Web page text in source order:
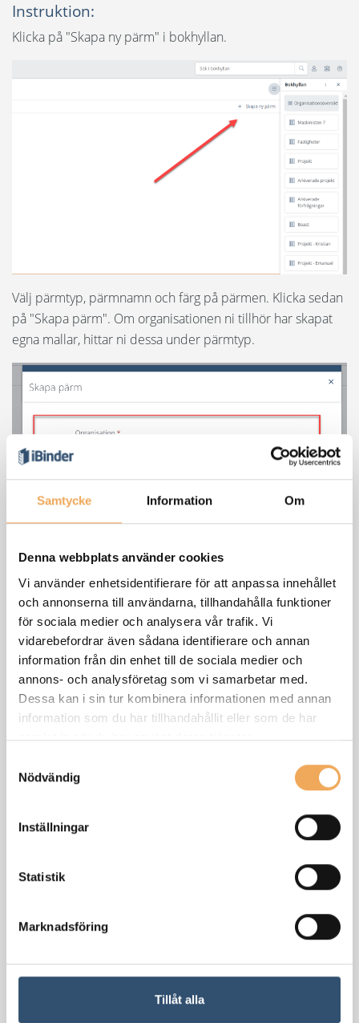
Samtycke Information Om
Denna webbplats använder cookies
Vi använder enhetsidentifierare för att anpassa innehållet
och annonserna till användarna, tillhandahålla funktioner
för sociala medier och analysera vår trafik. Vi
vidarebefordrar även sådana identifierare och annan
information från din enhet till de sociala medier och
annons- och analysföretag som vi samarbetar med.
Dessa kan i sin tur kombinera informationen med annan
information som du har tillhandahållit eller som de har
samlat in när du har använt deras tjänster.
Nödvändig
Inställningar
Statistik
Marknadsföring
Tillåt alla
Ärendehantering och checklistor
Upphandling - För anbudsgivare
Förvaltning
Organisationspärm
Instruktion:
Klicka på "Skapa ny pärm" i bokhyllan.
Välj pärmtyp, pärmnamn och färg på pärmen. Klicka sedan
på "Skapa pärm". Om organisationen ni tillhör har skapat
egna mallar, hittar ni dessa under pärmtyp.
Nu kan ni fylla i pärmryggsbeskrivning. Den kommer att
visas under namnet på pärmen.
Om pärmen ska ha er logotyp, kan ni välja en befintlig för
er organisation eller att ladda upp en ny.